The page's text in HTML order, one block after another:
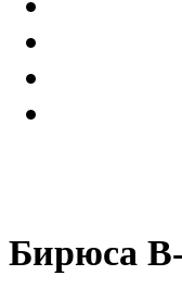
Бирюса